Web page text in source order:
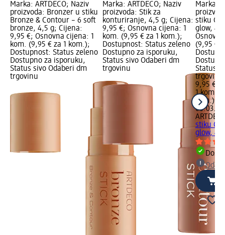
Marka: ARTDECO; Naziv
proizvoda: Bronzer u stiku
Bronze & Contour – 6 soft
bronze, 4,5 g; Cijena:
9,95 €; Osnovna cijena: 1
kom. (9,95 € za 1 kom.);
Dostupnost: Status zeleno
Dostupno za isporuku,
Status sivo Odaberi dm
trgovinu
Marka: ARTDECO; Naziv
proizvoda: Stik za
konturiranje, 4,5 g; Cijena:
9,95 €; Osnovna cijena: 1
kom. (9,95 € za 1 kom.);
Dostupnost: Status zeleno
Dostupno za isporuku,
Status sivo Odaberi dm
trgovinu
Marka:
stiku
glow,
(9,95 €
Status
trgovinu
9,95 €
1 kom.
kom.)
stiku
glow,